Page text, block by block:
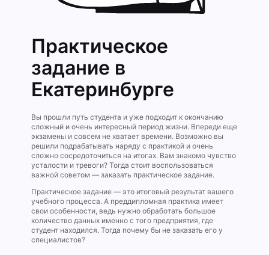
Практическое
задание в
Екатеринбурге
Вы прошли путь студента и уже подходит к окончанию
сложный и очень интересный период жизни. Впереди еще
экзамены и совсем не хватает времени. Возможно вы
решили подрабатывать наряду с практикой и очень
сложно сосредоточиться на итогах. Вам знакомо чувство
усталости и тревоги? Тогда стоит воспользоваться
важной советом — заказать практическое задание.
Практическое задание — это итоговый результат вашего
учебного процесса. А преддипломная практика имеет
свои особенности, ведь нужно обработать большое
количество данных именно с того предприятия, где
студент находился. Тогда почему бы не заказать его у
специалистов?